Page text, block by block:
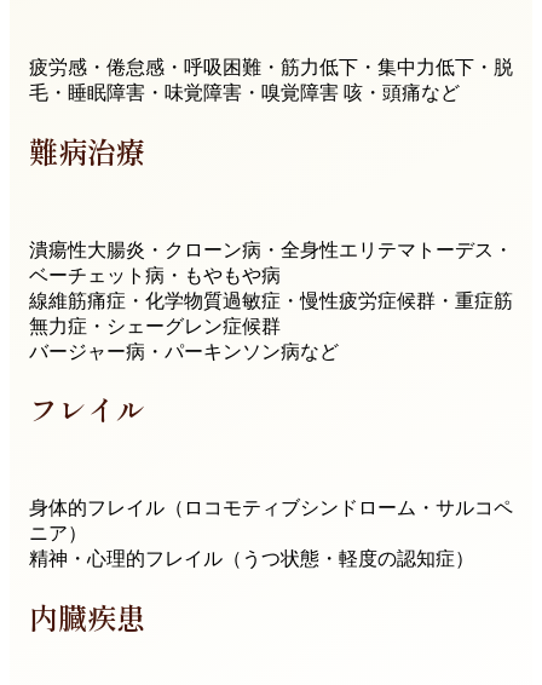
疲労感・倦怠感・呼吸困難・筋力低下・集中力低下・脱
毛・睡眠障害・味覚障害・嗅覚障害 咳・頭痛など
難病治療
潰瘍性大腸炎・クローン病・全身性エリテマトーデス・
ベーチェット病・もやもや病
線維筋痛症・化学物質過敏症・慢性疲労症候群・重症筋
無力症・シェーグレン症候群
バージャー病・パーキンソン病など
フレイル
身体的フレイル（ロコモティブシンドローム・サルコペ
ニア）
精神・心理的フレイル（うつ状態・軽度の認知症）
内臓疾患